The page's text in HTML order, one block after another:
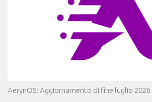
AerynOS: Aggiornamento di fine luglio 2026